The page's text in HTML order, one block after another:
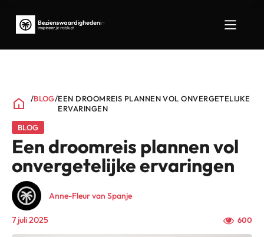
/BLOG/EEN DROOMREIS PLANNEN VOL ONVERGETELIJKE
ERVARINGEN
BLOG
Een droomreis plannen vol
onvergetelijke ervaringen
Anne-Fleur van Spanje
7 juli 2025 600